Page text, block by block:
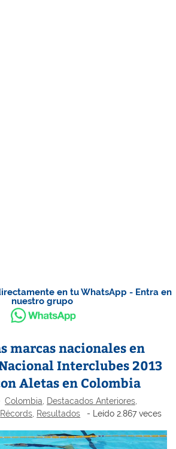
en tu WhatsApp - Entra en
nuestro grupo
marcas nacionales en
Interclubes 2013
Aletas en Colombia
Colombia Destacados Anteriores
Récords, Resultados - Leído 2.867 veces